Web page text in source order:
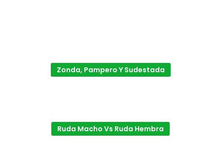
Zonda, Pampero Y Sudestada
Ruda Macho Vs Ruda Hembra